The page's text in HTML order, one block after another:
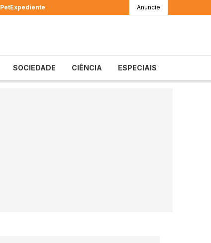
PetExpediente Anuncie
SOCIEDADE CIÊNCIA ESPECIAIS